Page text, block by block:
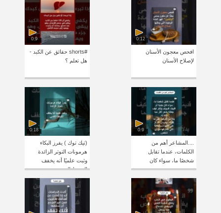
0:12
افحص معجون الأسنان
لإصلاح الأسنان
0:9
#shorts حقائق عن الكبد -
هل تعلم ؟
0:9
....المشاعر أهم من
الكلمات، عندما تقابل
شخصًا ما، سواء كان
0:18
(تيك توك ) يفرز البكاء
هرمونات التوتر الزائدة
وثبت علميًا أنه يخفف
الضغط النفسي